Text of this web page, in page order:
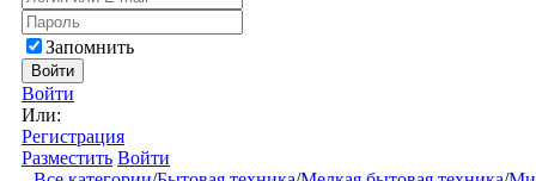
Запомнить
Войти
Войти
Или:
Регистрация
Разместить Войти